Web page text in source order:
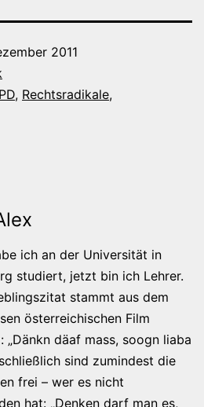
2011
, Rechtsradikale,
ich an der Universität in
studiert, jetzt bin ich Lehrer.
stammt aus dem
österreichischen Film
„Dänkn däaf mass, soogn liaba
sind zumindest die
frei – wer es nicht
hat: „Denken darf man es,